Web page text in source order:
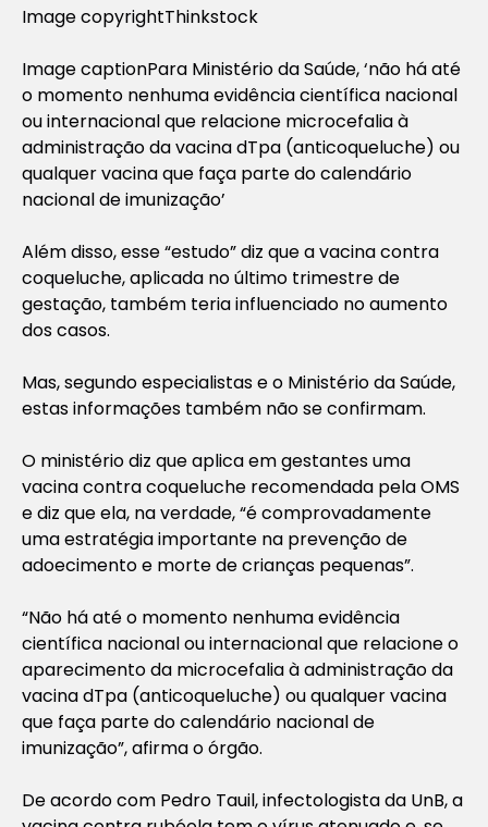
Image copyrightThinkstock
Image captionPara Ministério da Saúde, ‘não há até
o momento nenhuma evidência científica nacional
ou internacional que relacione microcefalia à
administração da vacina dTpa (anticoqueluche) ou
qualquer vacina que faça parte do calendário
nacional de imunização’
Além disso, esse “estudo” diz que a vacina contra
coqueluche, aplicada no último trimestre de
gestação, também teria influenciado no aumento
dos casos.
Mas, segundo especialistas e o Ministério da Saúde,
estas informações também não se confirmam.
O ministério diz que aplica em gestantes uma
vacina contra coqueluche recomendada pela OMS
e diz que ela, na verdade, “é comprovadamente
uma estratégia importante na prevenção de
adoecimento e morte de crianças pequenas”.
“Não há até o momento nenhuma evidência
científica nacional ou internacional que relacione o
aparecimento da microcefalia à administração da
vacina dTpa (anticoqueluche) ou qualquer vacina
que faça parte do calendário nacional de
imunização”, afirma o órgão.
De acordo com Pedro Tauil, infectologista da UnB, a